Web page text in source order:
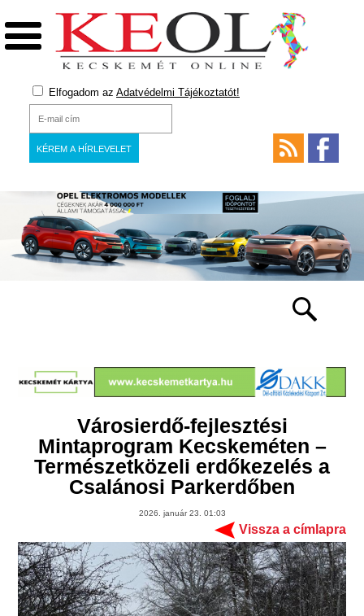
Elfogadom az Adatvédelmi Tájékoztatót!
Városierdő-fejlesztési
Mintaprogram Kecskeméten –
Természetközeli erdőkezelés a
Csalánosi Parkerdőben
2026. január 23. 01:03
Vissza a címlapra